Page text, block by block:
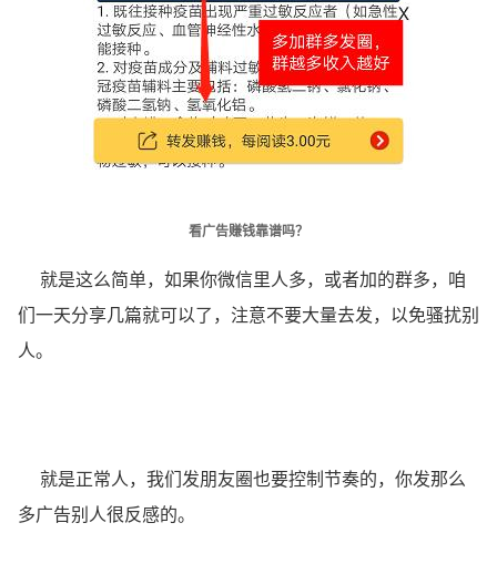
看广告赚钱靠谱吗？
就是这么简单，如果你微信里人多，或者加的群多，咱
们一天分享几篇就可以了，注意不要大量去发，以免骚扰别
人。
就是正常人，我们发朋友圈也要控制节奏的，你发那么
多广告别人很反感的。